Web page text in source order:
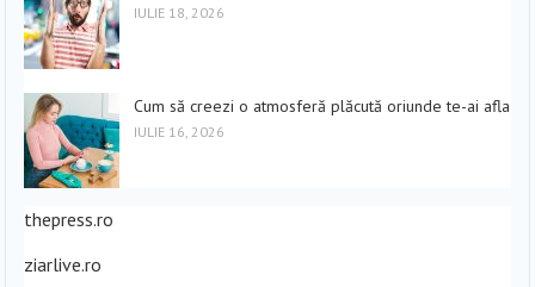
IULIE 18, 2026
Cum să creezi o atmosferă plăcută oriunde te-ai afla
IULIE 16, 2026
thepress.ro
ziarlive.ro